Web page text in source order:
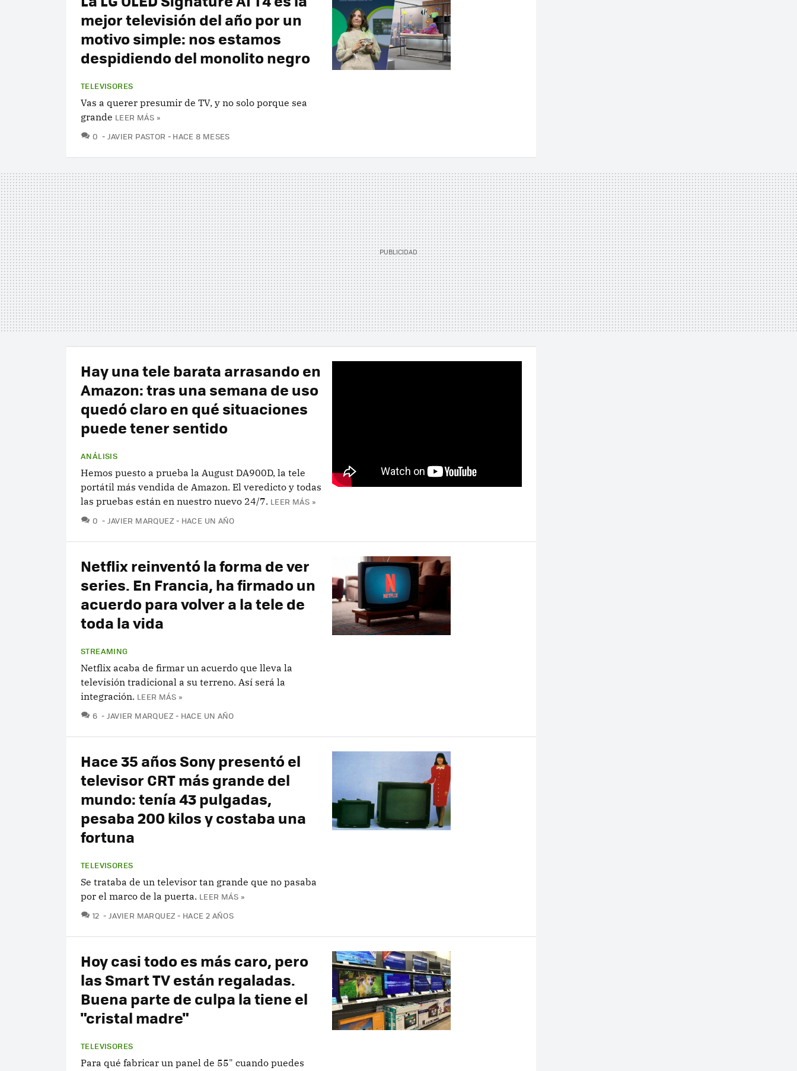
mejor televisión del año por un
motivo simple: nos estamos
despidiendo del monolito negro
TELEVISORES
Vas a querer presumir de TV, y no solo porque sea
grande LEER MÁS »
0 COMENTARIOS
JAVIER PASTOR HACE 8 MESES
Hay una tele barata arrasando en
Amazon: tras una semana de uso
quedó claro en qué situaciones
puede tener sentido
ANÁLISIS
Hemos puesto a prueba la August DA900D, la tele
portátil más vendida de Amazon. El veredicto y todas
las pruebas están en nuestro nuevo 24/7. LEER MÁS »
0 COMENTARIOS
JAVIER MARQUEZ HACE UN AÑO
Netflix reinventó la forma de ver
series. En Francia, ha firmado un
acuerdo para volver a la tele de
toda la vida
STREAMING
Netflix acaba de firmar un acuerdo que lleva la
televisión tradicional a su terreno. Así será la
integración. LEER MÁS »
6 COMENTARIOS
JAVIER MARQUEZ HACE UN AÑO
Hace 35 años Sony presentó el
televisor CRT más grande del
mundo: tenía 43 pulgadas,
pesaba 200 kilos y costaba una
fortuna
TELEVISORES
Se trataba de un televisor tan grande que no pasaba
por el marco de la puerta. LEER MÁS »
12 COMENTARIOS
JAVIER MARQUEZ HACE 2 AÑOS
Hoy casi todo es más caro, pero
las Smart TV están regaladas.
Buena parte de culpa la tiene el
"cristal madre"
TELEVISORES
Para qué fabricar un panel de 55" cuando puedes